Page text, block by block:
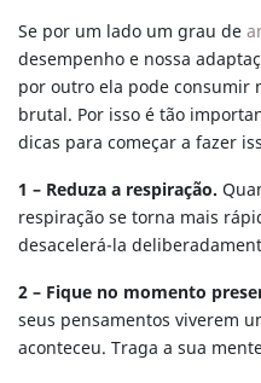
Se por um lado um grau de
desempenho e nossa
por outro ela pode consumir
brutal. Por isso é tão
dicas para começar a fazer
1 – Reduza a respiração.
respiração se torna mais
desacelerá-la
2 – Fique no momento
seus pensamentos viverem
aconteceu. Traga a sua